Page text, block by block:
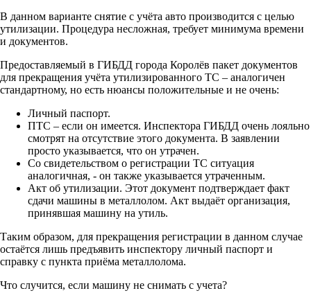
В данном варианте снятие с учёта авто производится с целью
утилизации. Процедура несложная, требует минимума времени
и документов.
Предоставляемый в ГИБДД города Королёв пакет документов
для прекращения учёта утилизированного ТС – аналогичен
стандартному, но есть нюансы положительные и не очень:
Личный паспорт.
ПТС – если он имеется. Инспектора ГИБДД очень лояльно
смотрят на отсутствие этого документа. В заявлении
просто указывается, что он утрачен.
Со свидетельством о регистрации ТС ситуация
аналогичная, - он также указывается утраченным.
Акт об утилизации. Этот документ подтверждает факт
сдачи машины в металлолом. Акт выдаёт организация,
принявшая машину на утиль.
Таким образом, для прекращения регистрации в данном случае
остаётся лишь предъявить инспектору личный паспорт и
справку с пункта приёма металлолома.
Что случится, если машину не снимать с учета?